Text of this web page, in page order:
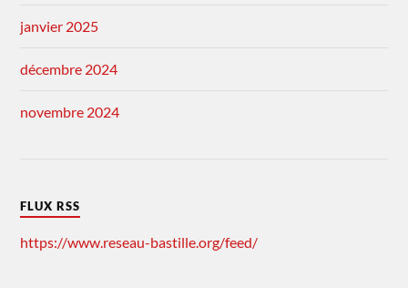
janvier 2025
décembre 2024
novembre 2024
FLUX RSS
https://www.reseau-bastille.org/feed/